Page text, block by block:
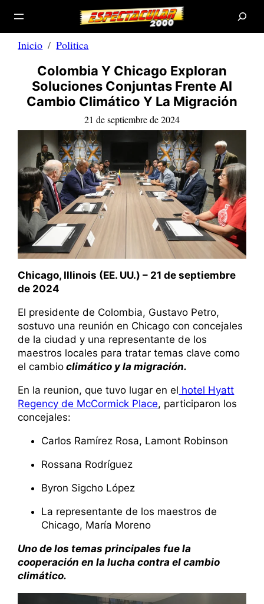
Saltar
contenido
a
Inicio Politica
Colombia Y Chicago Exploran
Soluciones Conjuntas Frente Al
Cambio Climático Y La Migración
21 de septiembre de 2024
Chicago, Illinois (EE. UU.) – 21 de septiembre
de 2024
El presidente de Colombia, Gustavo Petro,
sostuvo una reunión en Chicago con concejales
de la ciudad y una representante de los
maestros locales para tratar temas clave como
el cambio climático y la migración.
En la reunion, que tuvo lugar en el hotel Hyatt
Regency de McCormick Place, participaron los
concejales:
Carlos Ramírez Rosa, Lamont Robinson
Rossana Rodríguez
Byron Sigcho López
La representante de los maestros de
Chicago, María Moreno
Uno de los temas principales fue la
cooperación en la lucha contra el cambio
climático.